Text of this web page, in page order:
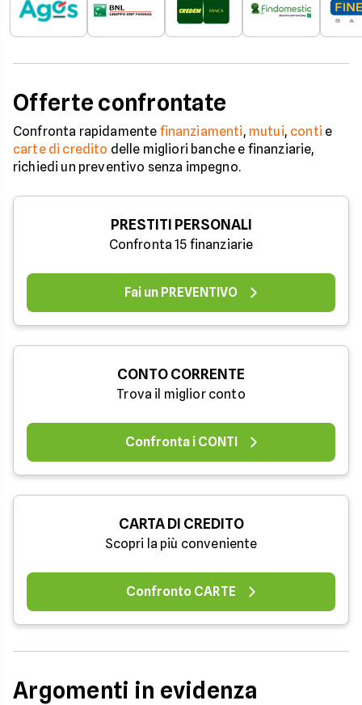
Offerte confrontate
Confronta rapidamente finanziamenti, mutui, conti e
carte di credito delle migliori banche e finanziarie,
richiedi un preventivo senza impegno.
PRESTITI PERSONALI
Confronta 15 finanziarie
Fai un PREVENTIVO
CONTO CORRENTE
Trova il miglior conto
Confronta i CONTI
CARTA DI CREDITO
Scopri la più conveniente
Confronto CARTE
Argomenti in evidenza